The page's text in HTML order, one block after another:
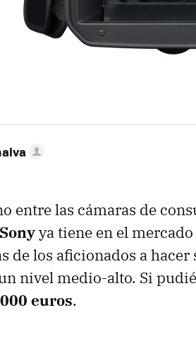
entre las cámaras de
Sonyya tiene en el
de los aficionados a
nivel medio-alto. Si
euros.